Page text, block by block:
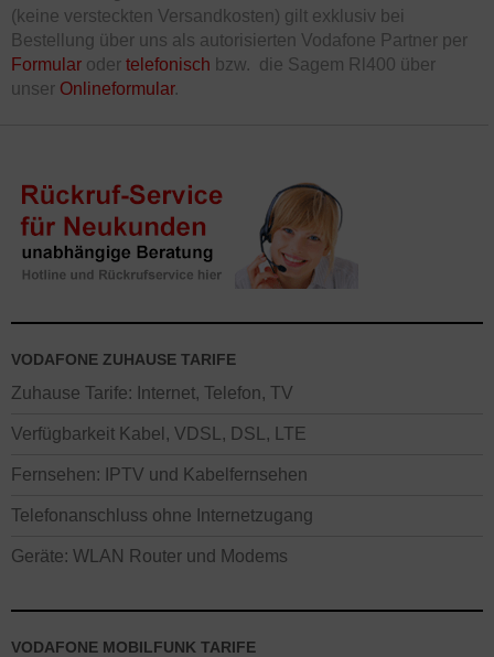
(keine versteckten Versandkosten) gilt exklusiv bei
Bestellung über uns als autorisierten Vodafone Partner per
Formular oder telefonisch bzw. die Sagem Rl400 über
unser Onlineformular.
VODAFONE ZUHAUSE TARIFE
Zuhause Tarife: Internet, Telefon, TV
Verfügbarkeit Kabel, VDSL, DSL, LTE
Fernsehen: IPTV und Kabelfernsehen
Telefonanschluss ohne Internetzugang
Geräte: WLAN Router und Modems
VODAFONE MOBILFUNK TARIFE